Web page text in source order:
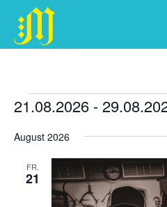
21.08.2026 -
wählen.
August 2026
FR.
21